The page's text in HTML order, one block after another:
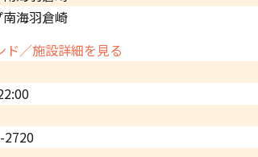
海羽倉崎
ド／施設詳細を見る
2720